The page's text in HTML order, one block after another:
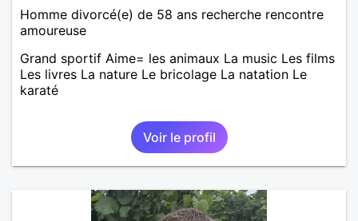
Homme divorcé(e) de 58 ans recherche rencontre
amoureuse
Grand sportif Aime= les animaux La music Les films
Les livres La nature Le bricolage La natation Le
karaté
Voir le profil